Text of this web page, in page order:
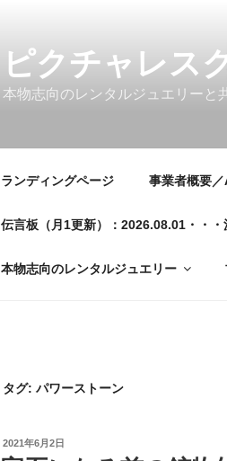
ピクチャレス
本物志向のレンタルジュエリーと
ランディングページ 事業者概要
伝言板（月1更新）：2026.08.01・・
本物志向のレンタルジュエリー
タグ: パワーストーン
投
稿
2021年6月2日